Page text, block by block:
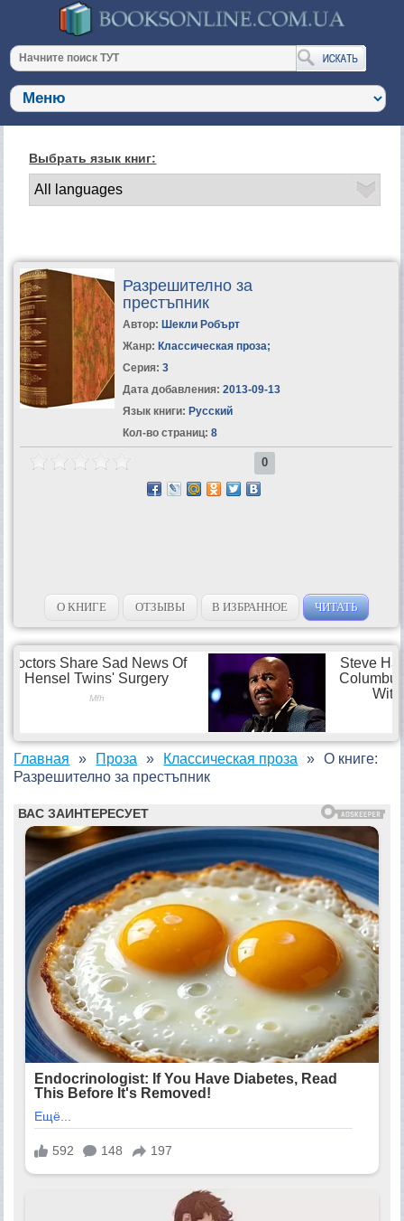
Выбрать язык книг:
Разрешително за
престъпник
Автор: Шекли Робърт
Жанр: Классическая проза;
Серия: 3
Дата добавления: 2013-09-13
Язык книги: Русский
Кол-во страниц: 8
0
О КНИГЕ ОТЗЫВЫ В ИЗБРАННОЕ ЧИТАТЬ
Главная Проза Классическая проза
О книге:
Разрешително за престъпник